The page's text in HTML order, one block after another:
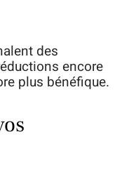
des
encore
plus bénéfique.